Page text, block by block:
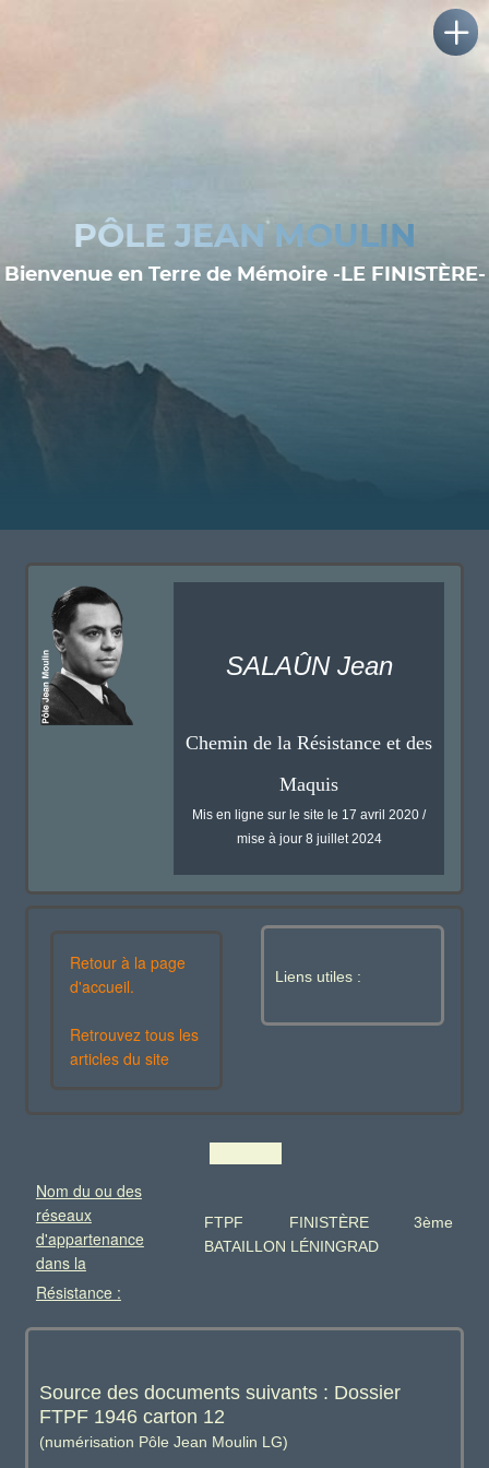
PÔLE JEAN MOULIN
Bienvenue en Terre de Mémoire -LE FINISTÈRE-
SALAÛN Jean
Chemin de la Résistance et des
Maquis
Mis en ligne sur le site le 17 avril 2020 /
mise à jour 8 juillet 2024
Retour à la page
d'accueil.
Retrouvez tous les
articles du site
Liens utiles :
Nom du ou des
réseaux
d'appartenance
dans la
Résistance :
FTPF FINISTÈRE 3ème
BATAILLON L ÉNINGRAD
Source des documents suivants : Dossier
FTPF 1946 carton 12
(numérisation Pôle Jean Moulin LG)